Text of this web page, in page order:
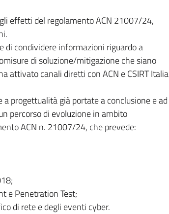
effetti del regolamento ACN 21007/24,
di condividere informazioni riguardo a
di soluzione/mitigazione che siano
attivato canali diretti con ACN e CSIRT Italia
a progettualità già portate a conclusione e ad
percorso di evoluzione in ambito
ACN n. 21007/24, che prevede:
e Penetration Test;
di rete e degli eventi cyber.